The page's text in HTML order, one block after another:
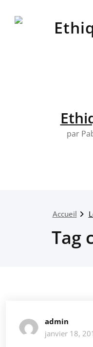
par
Accueil
Tag
admin
janvier 18,